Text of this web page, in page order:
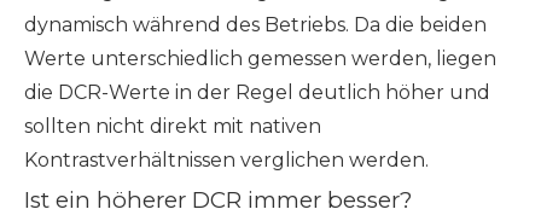
dynamisch während des Betriebs. Da die beiden
Werte unterschiedlich gemessen werden, liegen
die DCR-Werte in der Regel deutlich höher und
sollten nicht direkt mit nativen
Kontrastverhältnissen verglichen werden.
Ist ein höherer DCR immer besser?